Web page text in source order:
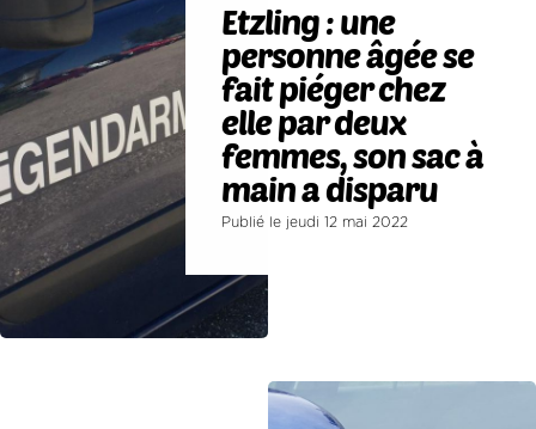
Etzling : une
personne âgée se
fait piéger chez
elle par deux
femmes, son sac à
main a disparu
Publié le jeudi 12 mai 2022